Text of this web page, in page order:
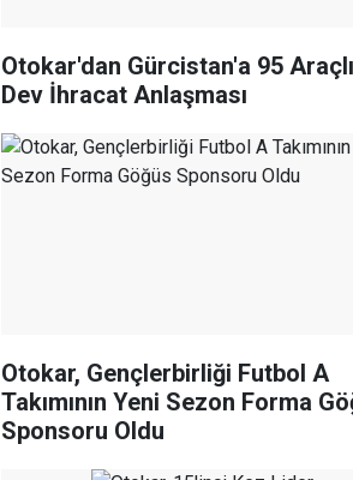
Otokar'dan Gürcistan'a 95
Dev İhracat Anlaşması
Otokar, Gençlerbirliği Futbol A
Takımının Yeni Sezon Forma
Sponsoru Oldu